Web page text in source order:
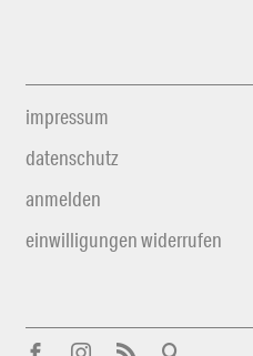
impressum
datenschutz
anmelden
einwilligungen widerrufen